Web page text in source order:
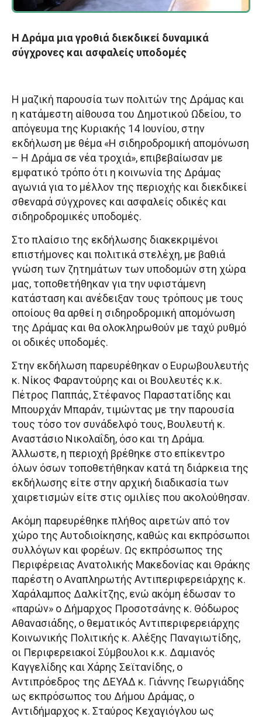
Η Δράμα μια γροθιά διεκδικεί δυναμικά
σύγχρονες και ασφαλείς υποδομές
Η μαζική παρουσία των πολιτών της Δράμας και
η κατάμεστη αίθουσα του Δημοτικού Ωδείου, το
απόγευμα της Κυριακής 14 Ιουνίου, στην
εκδήλωση με θέμα «Η σιδηροδρομική απομόνωση
– Η Δράμα σε νέα τροχιά», επιβεβαίωσαν με
εμφατικό τρόπο ότι η κοινωνία της Δράμας
αγωνιά για το μέλλον της περιοχής και διεκδικεί
σθεναρά σύγχρονες και ασφαλείς οδικές και
σιδηροδρομικές υποδομές.
Στο πλαίσιο της εκδήλωσης διακεκριμένοι
επιστήμονες και πολιτικά στελέχη, με βαθιά
γνώση των ζητημάτων των υποδομών στη χώρα
μας, τοποθετήθηκαν για την υφιστάμενη
κατάσταση και ανέδειξαν τους τρόπους με τους
οποίους θα αρθεί η σιδηροδρομική απομόνωση
της Δράμας και θα ολοκληρωθούν με ταχύ ρυθμό
οι οδικές υποδομές.
Στην εκδήλωση παρευρέθηκαν ο Ευρωβουλευτής
κ. Νίκος Φαραντούρης και οι Βουλευτές κ.κ.
Πέτρος Παππάς, Στέφανος Παραστατίδης και
Μπουρχάν Μπαράν, τιμώντας με την παρουσία
τους τόσο τον συνάδελφό τους, Βουλευτή κ.
Αναστάσιο Νικολαΐδη, όσο και τη Δράμα.
Άλλωστε, η περιοχή βρέθηκε στο επίκεντρο
όλων όσων τοποθετήθηκαν κατά τη διάρκεια της
εκδήλωσης είτε στην αρχική διαδικασία των
χαιρετισμών είτε στις ομιλίες που ακολούθησαν.
Ακόμη παρευρέθηκε πλήθος αιρετών από τον
χώρο της Αυτοδιοίκησης, καθώς και εκπρόσωποι
συλλόγων και φορέων. Ως εκπρόσωπος της
Περιφέρειας Ανατολικής Μακεδονίας και Θράκης
παρέστη ο Αναπληρωτής Αντιπεριφερειάρχης κ.
Χαράλαμπος Δαλκίτζης, ενώ ακόμη έδωσαν το
«παρών» ο Δήμαρχος Προσοτσάνης κ. Θόδωρος
Αθανασιάδης, ο θεματικός Αντιπεριφερειάρχης
Κοινωνικής Πολιτικής κ. Αλέξης Παναγιωτίδης,
οι Περιφερειακοί Σύμβουλοι κ.κ. Δαμιανός
Καγγελίδης και Χάρης Σεϊτανίδης, ο
Αντιπρόεδρος της ΔΕΥΑΔ κ. Γιάννης Γεωργιάδης
ως εκπρόσωπος του Δήμου Δράμας, ο
Αντιδήμαρχος κ. Σταύρος Κεχαγιόγλου ως